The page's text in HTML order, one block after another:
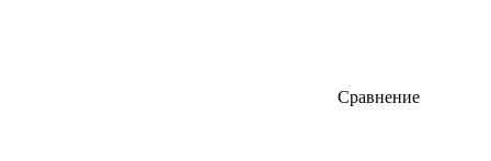
Сравнение